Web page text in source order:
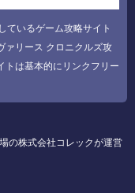
ているゲーム攻略サイト
ァリース クロニクルズ攻
トは基本的にリンクフリー
の株式会社コレックが運営